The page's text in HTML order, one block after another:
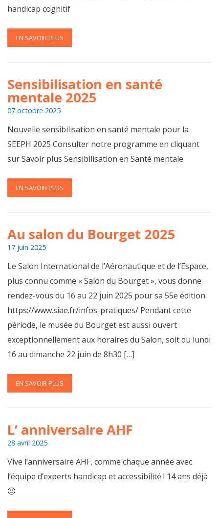
handicap cognitif
EN SAVOIR PLUS
Sensibilisation en santé
mentale 2025
07 octobre 2025
Nouvelle sensibilisation en santé mentale pour la
SEEPH 2025 Consulter notre programme en cliquant
sur Savoir plus Sensibilisation en Santé mentale
EN SAVOIR PLUS
Au salon du Bourget 2025
17 juin 2025
Le Salon International de l’Aéronautique et de l’Espace,
plus connu comme « Salon du Bourget », vous donne
rendez-vous du 16 au 22 juin 2025 pour sa 55e édition.
https://www.siae.fr/infos-pratiques/ Pendant cette
période, le musée du Bourget est aussi ouvert
exceptionnellement aux horaires du Salon, soit du lundi
16 au dimanche 22 juin de 8h30 […]
EN SAVOIR PLUS
L’ anniversaire AHF
28 avril 2025
Vive l’anniversaire AHF, comme chaque année avec
l’équipe d’experts handicap et accessibilité ! 14 ans déjà
🙂